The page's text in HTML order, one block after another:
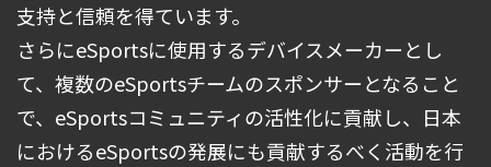
支持と信頼を得ています。
さらにeSportsに使用するデバイスメーカーとし
て、複数のeSportsチームのスポンサーとなること
で、eSportsコミュニティの活性化に貢献し、日本
におけるeSportsの発展にも貢献するべく活動を行